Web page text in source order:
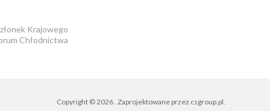
Krajowego
Chłodnictwa
Copyright © 2026. Zaprojektowane przez csgroup.pl.